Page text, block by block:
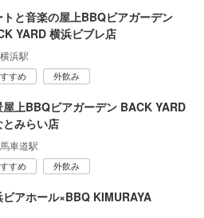
トと音楽の屋上BBQビアガーデン
YARD 横浜ビブレ店
横浜駅
すめ 外飲み
屋上BBQビアガーデン BACK YARD
とみらい店
馬車道駅
すめ 外飲み
ビアホール×BBQ KIMURAYA